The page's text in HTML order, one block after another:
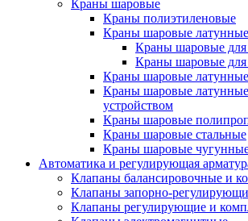
Краны шаровые
Краны полиэтиленовые
Краны шаровые латунные
Краны шаровые для
Краны шаровые для
Краны шаровые
Краны шаровые
устройством
Краны шаровые
Краны шаровые стальные
Краны шаровые
Автоматика и регулирующая
Клапаны балансировочные и
Клапаны запорно-
Клапаны регулирующие и